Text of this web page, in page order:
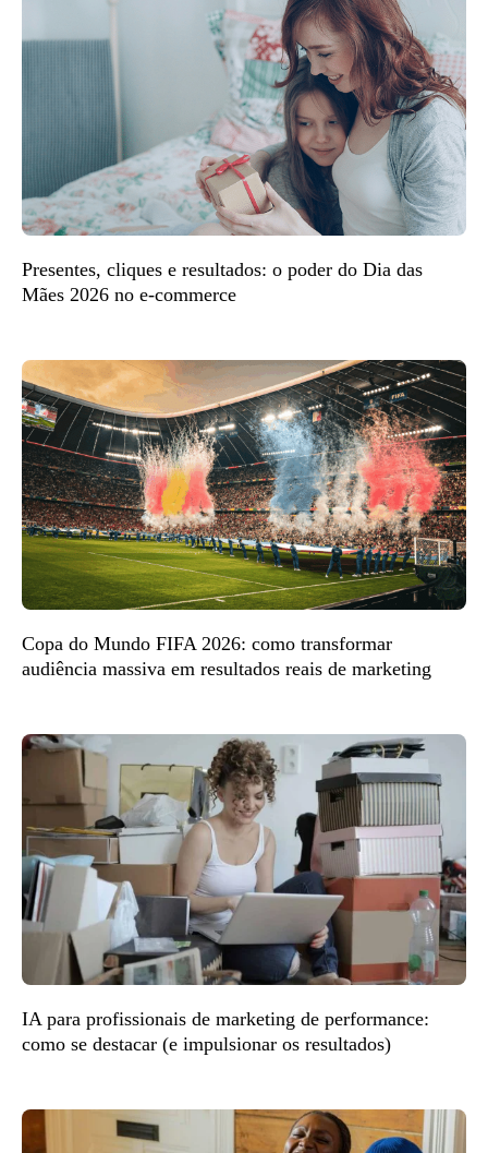
Presentes, cliques e resultados: o poder do Dia das
Mães 2026 no e-commerce
Copa do Mundo FIFA 2026: como transformar
audiência massiva em resultados reais de marketing
IA para profissionais de marketing de performance:
como se destacar (e impulsionar os resultados)